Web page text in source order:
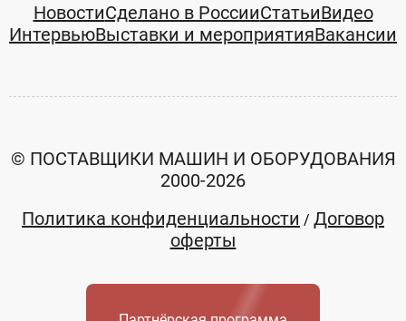
НовостиСделано в РоссииСтатьиВидео
ИнтервьюВыставки и мероприятияВакансии
© ПОСТАВЩИКИ МАШИН И ОБОРУДОВАНИЯ
2000-2026
Политика конфиденциальности / Договор
оферты